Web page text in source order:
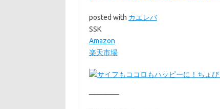
posted with カエレバ
SSK
Amazon
楽天市場